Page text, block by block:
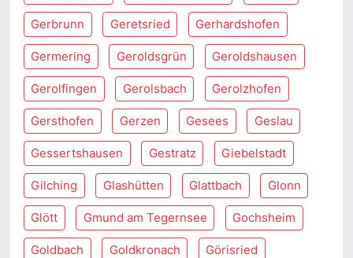
Gerbrunn Geretsried Gerhardshofen
Germering Geroldsgrün Geroldshausen
Gerolfingen Gerolsbach Gerolzhofen
Gersthofen Gerzen Gesees Geslau
Gessertshausen Gestratz Giebelstadt
Gilching Glashütten Glattbach Glonn
Glött Gmund am Tegernsee Gochsheim
Goldbach Goldkronach Görisried